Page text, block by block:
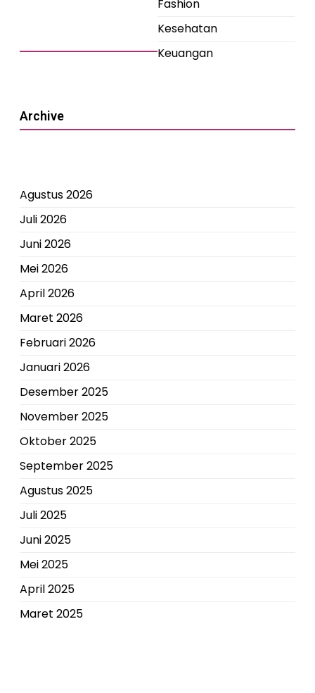
Fashion
Kesehatan
Keuangan
Archive
Agustus 2026
Juli 2026
Juni 2026
Mei 2026
April 2026
Maret 2026
Februari 2026
Januari 2026
Desember 2025
November 2025
Oktober 2025
September 2025
Agustus 2025
Juli 2025
Juni 2025
Mei 2025
April 2025
Maret 2025